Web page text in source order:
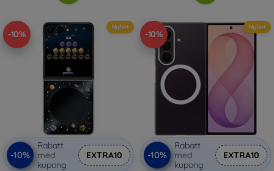
-10%
Nyhet
-10%
Rabatt
med
kupong
EXTRA10
-10%
Nyhet
-10%
Rabatt
med
kupong
EXTRA10